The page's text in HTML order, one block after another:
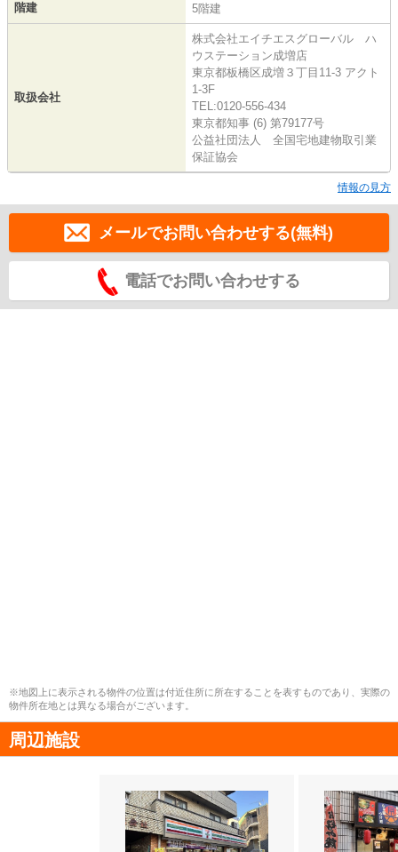
階建 5階建
取扱会社
株式会社エイチエスグローバル ハ
ウステーション成増店
東京都板橋区成増３丁目11-3 アクト
1-3F
TEL:0120-556-434
東京都知事 (6) 第79177号
公益社団法人 全国宅地建物取引業
保証協会
情報の見方
メールでお問い合わせする(無料)
電話でお問い合わせする
※地図上に表示される物件の位置は付近住所に所在することを表すものであり、実際の
物件所在地とは異なる場合がございます。
周辺施設